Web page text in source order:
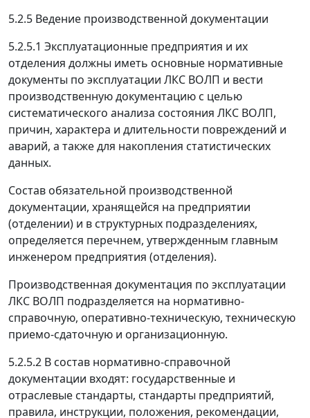
5.2.5 Ведение производственной документации
5.2.5.1 Эксплуатационные предприятия и их
отделения должны иметь основные нормативные
документы по эксплуатации ЛКС ВОЛП и вести
производственную документацию с целью
систематического анализа состояния ЛКС ВОЛП,
причин, характера и длительности повреждений и
аварий, а также для накопления статистических
данных.
Состав обязательной производственной
документации, хранящейся на предприятии
(отделении) и в структурных подразделениях,
определяется перечнем, утвержденным главным
инженером предприятия (отделения).
Производственная документация по эксплуатации
ЛКС ВОЛП подразделяется на нормативно-
справочную, оперативно-техническую, техническую
приемо-сдаточную и организационную.
5.2.5.2 В состав нормативно-справочной
документации входят: государственные и
отраслевые стандарты, стандарты предприятий,
правила, инструкции, положения, рекомендации,